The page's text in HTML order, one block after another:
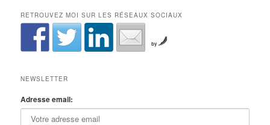
RETROUVEZ MOI SUR LES RÉSEAUX SOCIAUX
by
NEWSLETTER
Adresse email: